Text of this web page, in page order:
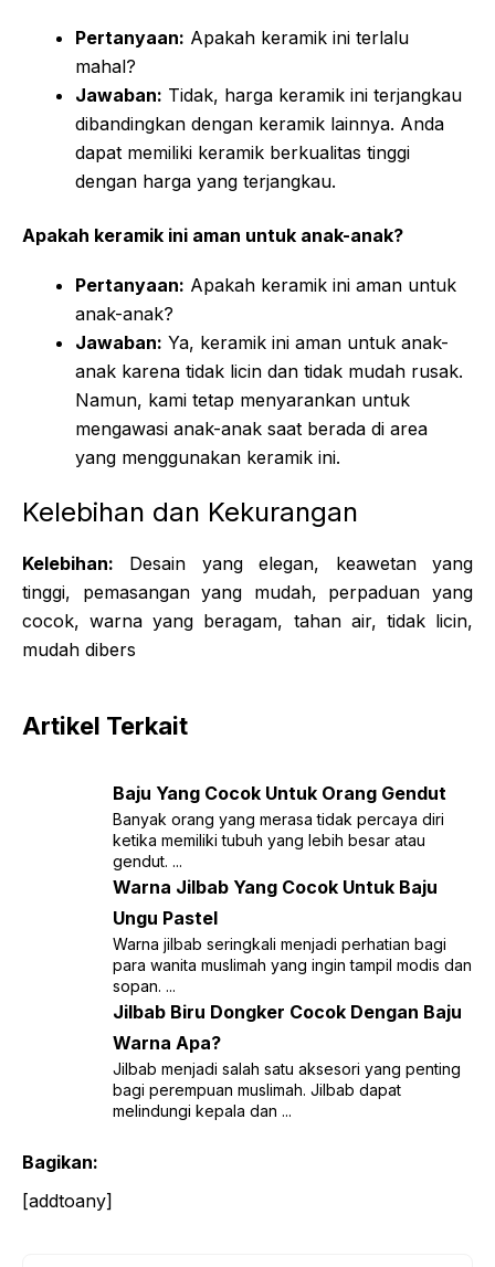
Pertanyaan: Apakah keramik ini terlalu
mahal?
Jawaban: Tidak, harga keramik ini terjangkau
dibandingkan dengan keramik lainnya. Anda
dapat memiliki keramik berkualitas tinggi
dengan harga yang terjangkau.
Apakah keramik ini aman untuk anak-anak?
Pertanyaan: Apakah keramik ini aman untuk
anak-anak?
Jawaban: Ya, keramik ini aman untuk anak-
anak karena tidak licin dan tidak mudah rusak.
Namun, kami tetap menyarankan untuk
mengawasi anak-anak saat berada di area
yang menggunakan keramik ini.
Kelebihan dan Kekurangan
Kelebihan: Desain yang elegan, keawetan yang
tinggi, pemasangan yang mudah, perpaduan yang
cocok, warna yang beragam, tahan air, tidak licin,
mudah dibers
Artikel Terkait
Baju Yang Cocok Untuk Orang Gendut
Banyak orang yang merasa tidak percaya diri
ketika memiliki tubuh yang lebih besar atau
gendut. ...
Warna Jilbab Yang Cocok Untuk Baju
Ungu Pastel
Warna jilbab seringkali menjadi perhatian bagi
para wanita muslimah yang ingin tampil modis dan
sopan. ...
Jilbab Biru Dongker Cocok Dengan Baju
Warna Apa?
Jilbab menjadi salah satu aksesori yang penting
bagi perempuan muslimah. Jilbab dapat
melindungi kepala dan ...
Bagikan:
[addtoany]